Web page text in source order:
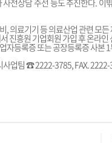
전상담 주선 등도 추진한다.
, 의료기기 등 의료산업 관련 모
진흥원 기업회원 가입 후 온라인
자등록증 또는 공장등록증 사본
업팀 ☎ 2222-3785, FAX.